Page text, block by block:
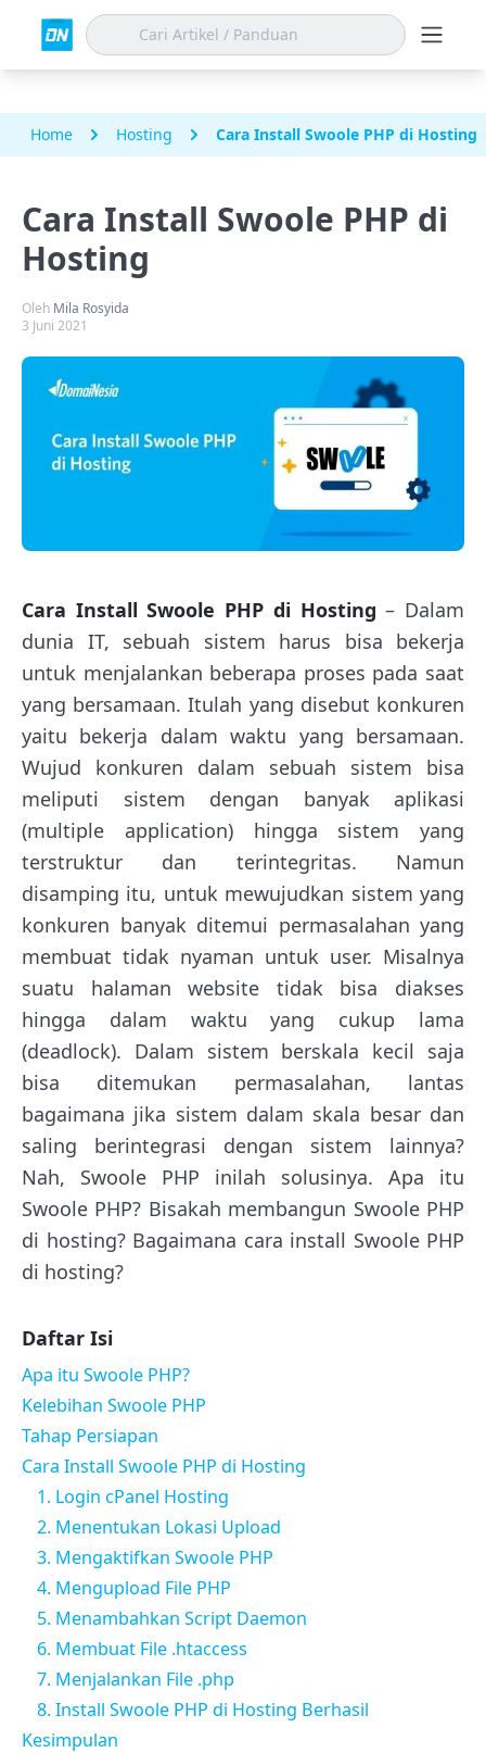
Home Hosting Cara Install Swoole PHP di Hosting
Cara Install Swoole PHP di
Hosting
Oleh Mila Rosyida
3 Juni 2021
Cara Install Swoole PHP di Hosting – Dalam
dunia IT, sebuah sistem harus bisa bekerja
untuk menjalankan beberapa proses pada saat
yang bersamaan. Itulah yang disebut konkuren
yaitu bekerja dalam waktu yang bersamaan.
Wujud konkuren dalam sebuah sistem bisa
meliputi sistem dengan banyak aplikasi
(multiple application) hingga sistem yang
terstruktur dan terintegritas. Namun
disamping itu, untuk mewujudkan sistem yang
konkuren banyak ditemui permasalahan yang
membuat tidak nyaman untuk user. Misalnya
suatu halaman website tidak bisa diakses
hingga dalam waktu yang cukup lama
(deadlock). Dalam sistem berskala kecil saja
bisa ditemukan permasalahan, lantas
bagaimana jika sistem dalam skala besar dan
saling berintegrasi dengan sistem lainnya?
Nah, Swoole PHP inilah solusinya. Apa itu
Swoole PHP? Bisakah membangun Swoole PHP
di hosting? Bagaimana cara install Swoole PHP
di hosting?
Daftar Isi
Apa itu Swoole PHP?
Kelebihan Swoole PHP
Tahap Persiapan
Cara Install Swoole PHP di Hosting
1. Login cPanel Hosting
2. Menentukan Lokasi Upload
3. Mengaktifkan Swoole PHP
4. Mengupload File PHP
5. Menambahkan Script Daemon
6. Membuat File .htaccess
7. Menjalankan File .php
8. Install Swoole PHP di Hosting Berhasil
Kesimpulan